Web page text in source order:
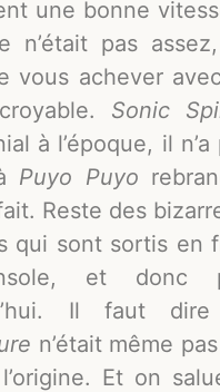
une bonne
n’était pas assez,
vous achever
Sonic
à l’époque, il
Puyo Puyo
Reste des
qui sont sortis en
et donc
Il faut
n’était même
Et on